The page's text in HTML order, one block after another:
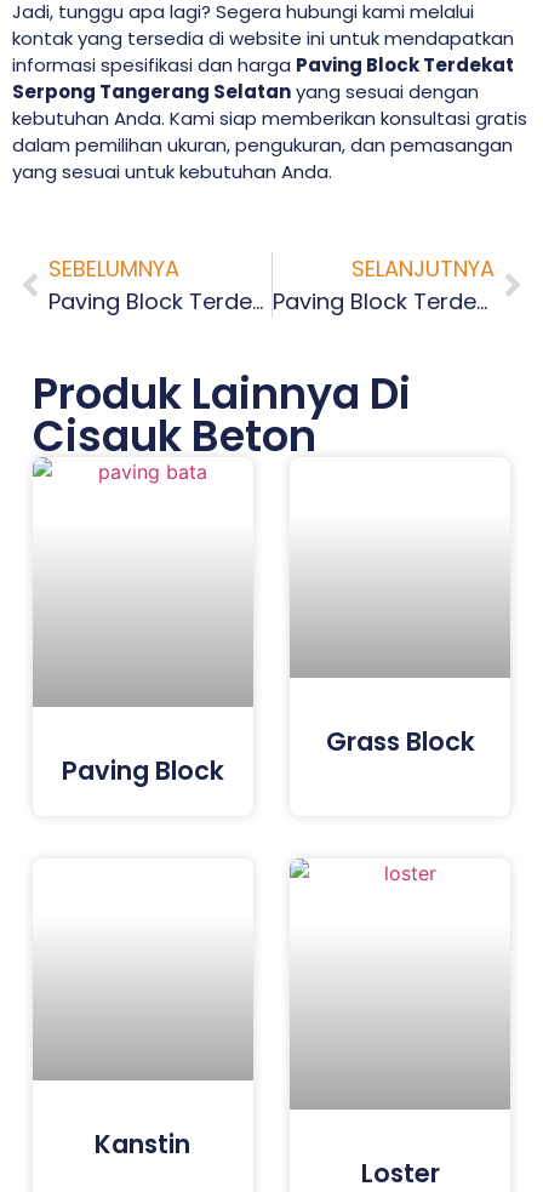
Jadi, tunggu apa lagi? Segera hubungi kami melalui
kontak yang tersedia di website ini untuk mendapatkan
informasi spesifikasi dan harga Paving Block Terdekat
Serpong Tangerang Selatanyang sesuai dengan
kebutuhan Anda. Kami siap memberikan konsultasi gratis
dalam pemilihan ukuran, pengukuran, dan pemasangan
yang sesuai untuk kebutuhan Anda.
SEBELUMNYA
Paving Block Terdekat Pondok Pucung Tangerang Selatan
SELANJUTNYA
Paving Block Terdekat Buaran Tangerang Selatan
Produk Lainnya Di
Cisauk Beton
Paving Block
Grass Block
Kanstin
Loster